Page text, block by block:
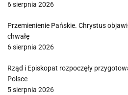
6 sierpnia 2026
Przemienienie Pańskie. Chrystus
chwałę
6 sierpnia 2026
Rząd i Episkopat rozpoczęły
Polsce
5 sierpnia 2026